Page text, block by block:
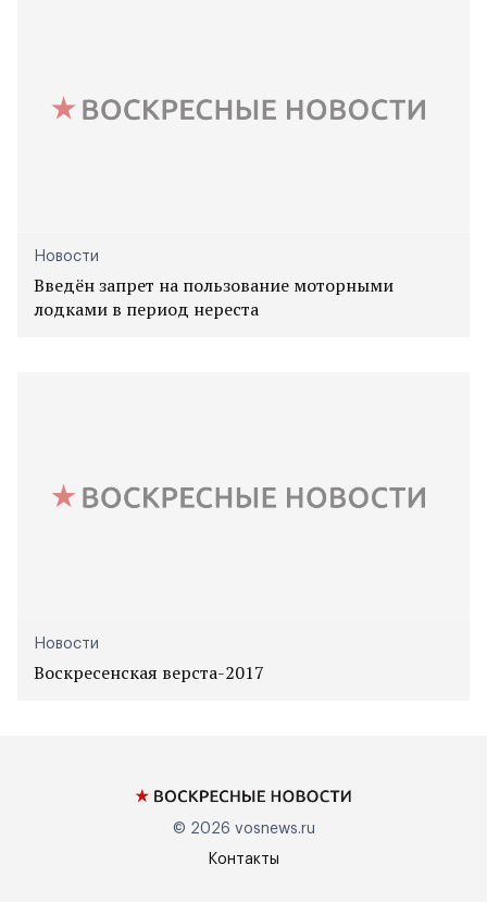
Новости
Введён запрет на пользование моторными
лодками в период нереста
Новости
Воскресенская верста-2017
© 2026 vosnews.ru
Контакты